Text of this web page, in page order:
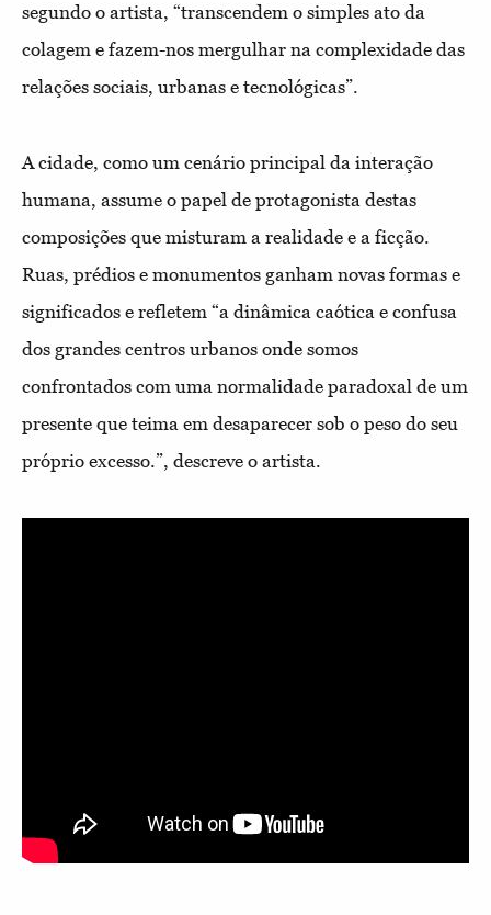
segundo o artista, “transcendem o simples ato da
colagem e fazem-nos mergulhar na complexidade das
relações sociais, urbanas e tecnológicas”.
A cidade, como um cenário principal da interação
humana, assume o papel de protagonista destas
composições que misturam a realidade e a ficção.
Ruas, prédios e monumentos ganham novas formas e
significados e refletem “a dinâmica caótica e confusa
dos grandes centros urbanos onde somos
confrontados com uma normalidade paradoxal de um
presente que teima em desaparecer sob o peso do seu
próprio excesso.”, descreve o artista.